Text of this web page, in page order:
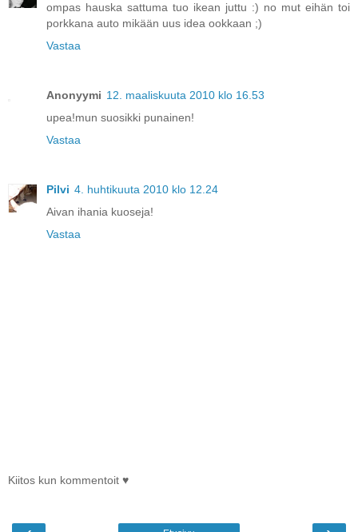
ompas hauska sattuma tuo ikean juttu :) no mut eihän toi
porkkana auto mikään uus idea ookkaan ;)
Vastaa
Anonyymi 12. maaliskuuta 2010 klo 16.53
upea!mun suosikki punainen!
Vastaa
Pilvi 4. huhtikuuta 2010 klo 12.24
Aivan ihania kuoseja!
Vastaa
Kiitos kun kommentoit ♥